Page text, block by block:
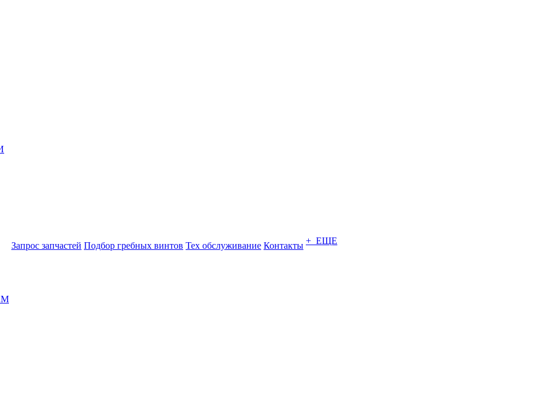
Запрос запчастей Подбор гребных винтов Тех обслуживание Контакты + ЕЩЕ